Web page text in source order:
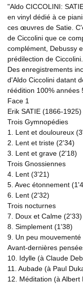
"Aldo CICCOLINI:
en vinyl dédié à ce
ces œuvres de Satie.
de Ciccolini que ce
complément, Debussy
prédilection de Ciccolini.
Des enregistrements
d'Aldo Ciccolini datant
réédition 100% années
Face 1
Erik SATIE (1866-1925)
Trois Gymnopédies
1. Lent et douloureux
2. Lent et triste (2'34)
3. Lent et grave (2'18)
Trois Gnossiennes
4. Lent (3'21)
5. Avec étonnement
6. Lent (2'32)
Trois nocturnes
7. Doux et Calme (2'33)
8. Simplement (1'38)
9. Un peu mouvementé
Avant-dernières
10. Idylle (à Claude
11. Aubade (à Paul
12. Méditation (à Albert